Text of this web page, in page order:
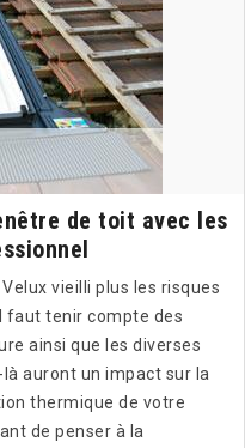
de toit avec les
vieilli plus les risques
faut tenir compte des
ainsi que les diverses
auront un impact sur la
thermique de votre
de penser à la